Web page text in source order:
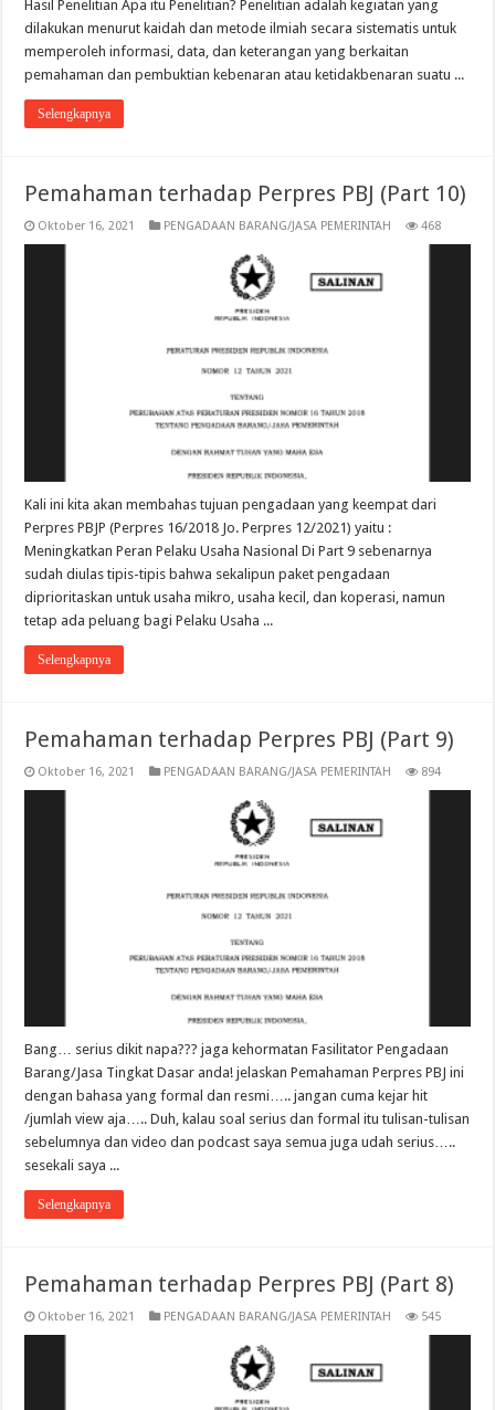
Hasil Penelitian Apa itu Penelitian? Penelitian adalah kegiatan yang
dilakukan menurut kaidah dan metode ilmiah secara sistematis untuk
memperoleh informasi, data, dan keterangan yang berkaitan
pemahaman dan pembuktian kebenaran atau ketidakbenaran suatu ...
Selengkapnya
Pemahaman terhadap Perpres PBJ (Part 10)
Oktober 16, 2021 PENGADAAN BARANG/JASA PEMERINTAH 468
Kali ini kita akan membahas tujuan pengadaan yang keempat dari
Perpres PBJP (Perpres 16/2018 Jo. Perpres 12/2021) yaitu :
Meningkatkan Peran Pelaku Usaha Nasional Di Part 9 sebenarnya
sudah diulas tipis-tipis bahwa sekalipun paket pengadaan
diprioritaskan untuk usaha mikro, usaha kecil, dan koperasi, namun
tetap ada peluang bagi Pelaku Usaha ...
Selengkapnya
Pemahaman terhadap Perpres PBJ (Part 9)
Oktober 16, 2021 PENGADAAN BARANG/JASA PEMERINTAH 894
Bang… serius dikit napa??? jaga kehormatan Fasilitator Pengadaan
Barang/Jasa Tingkat Dasar anda! jelaskan Pemahaman Perpres PBJ ini
dengan bahasa yang formal dan resmi….. jangan cuma kejar hit
/jumlah view aja….. Duh, kalau soal serius dan formal itu tulisan-tulisan
sebelumnya dan video dan podcast saya semua juga udah serius…..
sesekali saya ...
Selengkapnya
Pemahaman terhadap Perpres PBJ (Part 8)
Oktober 16, 2021 PENGADAAN BARANG/JASA PEMERINTAH 545